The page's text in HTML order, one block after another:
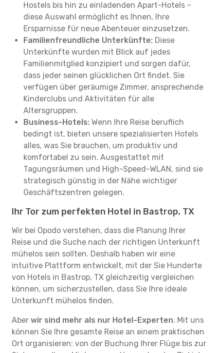
Hostels bis hin zu einladenden Apart-Hotels –
diese Auswahl ermöglicht es Ihnen, Ihre
Ersparnisse für neue Abenteuer einzusetzen.
Familienfreundliche Unterkünfte: Diese
Unterkünfte wurden mit Blick auf jedes
Familienmitglied konzipiert und sorgen dafür,
dass jeder seinen glücklichen Ort findet. Sie
verfügen über geräumige Zimmer, ansprechende
Kinderclubs und Aktivitäten für alle
Altersgruppen.
Business-Hotels: Wenn Ihre Reise beruflich
bedingt ist, bieten unsere spezialisierten Hotels
alles, was Sie brauchen, um produktiv und
komfortabel zu sein. Ausgestattet mit
Tagungsräumen und High-Speed-WLAN, sind sie
strategisch günstig in der Nähe wichtiger
Geschäftszentren gelegen.
Ihr Tor zum perfekten Hotel in Bastrop, TX
Wir bei Opodo verstehen, dass die Planung Ihrer
Reise und die Suche nach der richtigen Unterkunft
mühelos sein sollten. Deshalb haben wir eine
intuitive Plattform entwickelt, mit der Sie Hunderte
von Hotels in Bastrop, TX gleichzeitig vergleichen
können, um sicherzustellen, dass Sie Ihre ideale
Unterkunft mühelos finden.
Aber wir sind mehr als nur Hotel-Experten. Mit uns
können Sie Ihre gesamte Reise an einem praktischen
Ort organisieren: von der Buchung Ihrer Flüge bis zur